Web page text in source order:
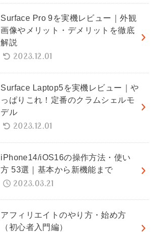
Surface Pro 9を実機レビュー｜外観
画像やメリット・デメリットを徹底
解説
2023.12.01
Surface Laptop5を実機レビュー｜や
っぱりこれ！定番のクラムシェルモ
デル
2023.12.01
iPhone14/iOS16の操作方法・使い
方 53選｜基本から新機能まで
2023.03.21
アフィリエイトのやり方・始め方
（初心者入門編）